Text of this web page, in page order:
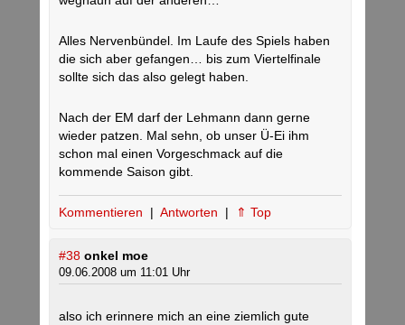
Alles Nervenbündel. Im Laufe des Spiels haben
die sich aber gefangen… bis zum Viertelfinale
sollte sich das also gelegt haben.
Nach der EM darf der Lehmann dann gerne
wieder patzen. Mal sehn, ob unser Ü-Ei ihm
schon mal einen Vorgeschmack auf die
kommende Saison gibt.
Kommentieren | Antworten | ⇑ Top
#38 onkel moe
09.06.2008 um 11:01 Uhr
also ich erinnere mich an eine ziemlich gute